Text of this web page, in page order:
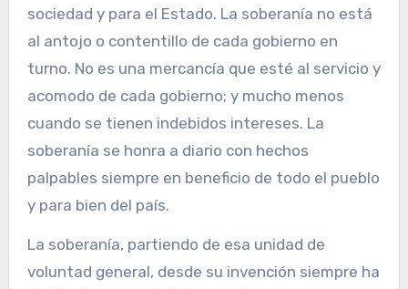
sociedad y para el Estado. La soberanía no está
al antojo o contentillo de cada gobierno en
turno. No es una mercancía que esté al servicio y
acomodo de cada gobierno; y mucho menos
cuando se tienen indebidos intereses. La
soberanía se honra a diario con hechos
palpables siempre en beneficio de todo el pueblo
y para bien del país.
La soberanía, partiendo de esa unidad de
voluntad general, desde su invención siempre ha